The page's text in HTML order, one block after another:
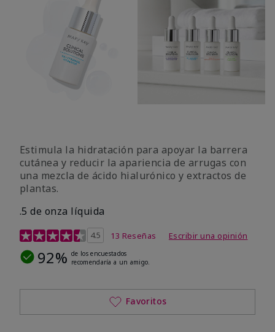
Estimula la hidratación para apoyar la barrera
cutánea y reducir la apariencia de arrugas con
una mezcla de ácido hialurónico y extractos de
plantas.
.5 de onza líquida
Calificación de clientes de 3,2 de 5
4.5 13 Reseñas Escribir una opinión
92% de los encuestados
recomendaría a un amigo.
Favoritos